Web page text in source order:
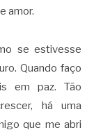
amor.
se estivesse
Quando faço
em paz. Tão
há uma
que me abri